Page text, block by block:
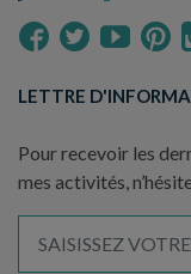
LETTRE
Pour recevoir les
mes activités,